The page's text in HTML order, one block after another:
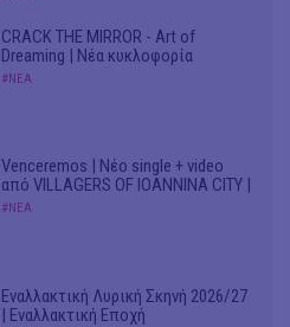
CRACK THE MIRROR - Art of
Dreaming | Νέα κυκλοφορία
#ΝΕΑ
Venceremos | Νέο single + video
από VILLAGERS OF IOANNINA CITY |
#ΝΕΑ
Εναλλακτική Λυρική Σκηνή 2026/27
| Εναλλακτική Εποχή